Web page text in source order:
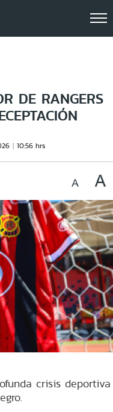
DE RANGERS
10:56 hrs
crisis deportiva